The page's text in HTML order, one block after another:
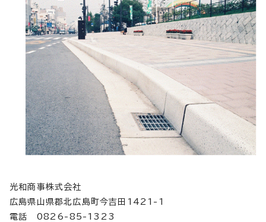
光和商事株式会社
広島県山県郡北広島町今吉田1421-1
電話 0826-85-1323